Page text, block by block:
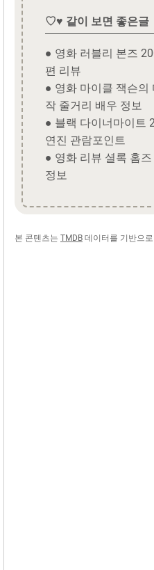
♡♥ 같이 보면 좋은글
● 영화 러블리 본즈
편 리뷰
● 영화 마이클 잭슨의
작 줄거리 배우 정보
● 블랙 다이너마이트
연진 관람포인트
● 영화 리뷰 셜록 홈
정보
본 콘텐츠는 TMDB 데이터를 기반으